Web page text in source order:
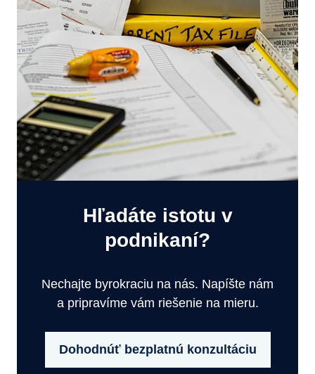
Hľadáte istotu v
podnikaní?
Nechajte byrokraciu na nás. Napíšte nám
a pripravíme vám riešenie na mieru.
Dohodnúť bezplatnú konzultáciu